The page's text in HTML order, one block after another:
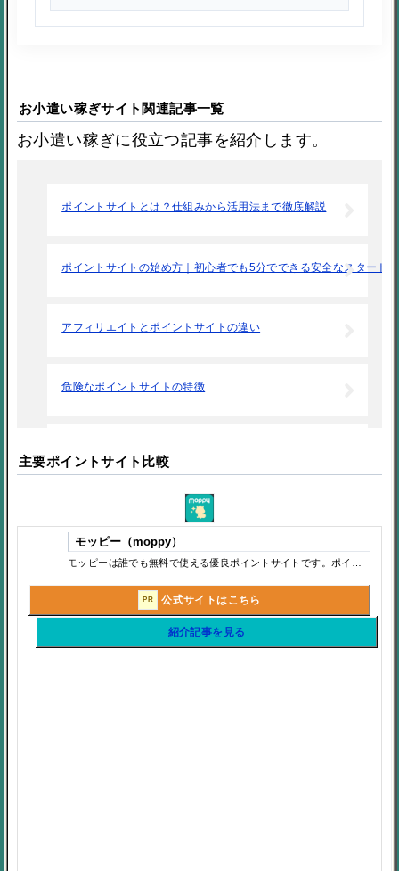
お小遣い稼ぎサイト関連記事一覧
お小遣い稼ぎに役立つ記事を紹介します。
ポイントサイトとは？仕組みから活用法まで徹底解説
ポイントサイトの始め方｜初心者でも5分でできる安全なスタート
アフィリエイトとポイントサイトの違い
危険なポイントサイトの特徴
ポイントサイトの稼ぎ方｜初心者でも失敗しない効率的なお小遣い
ポイントサイトは稼ぐよりは貯める、節約するツール
ポイントサイトは楽天での購入で便利
主要ポイントサイト比較
モッピー（moppy）
PR 公式サイトはこちら
紹介記事を見る